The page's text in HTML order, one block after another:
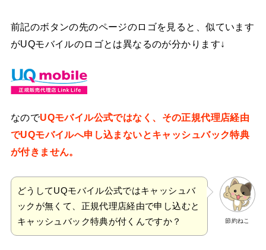
前記のボタンの先のページのロゴを見ると、似ています
がUQモバイルのロゴとは異なるのが分かります↓
なのでUQモバイル公式ではなく、その正規代理店経由
でUQモバイルへ申し込まないとキャッシュバック特典
が付きません。
節約ねこ
どうしてUQモバイル公式ではキャッシュバ
ックが無くて、正規代理店経由で申し込むと
キャッシュバック特典が付くんですか？